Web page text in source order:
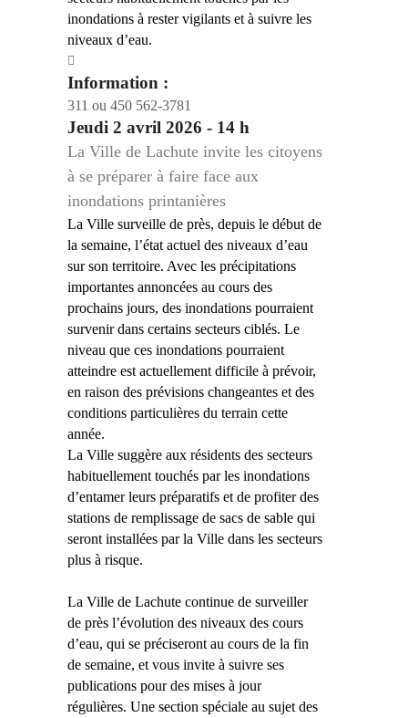
inondations à rester vigilants et à suivre les
niveaux d’eau.
Information :
311 ou 450 562-3781
Jeudi 2 avril 2026 - 14 h
La Ville de Lachute invite les citoyens
à se préparer à faire face aux
inondations printanières
La Ville surveille de près, depuis le début de
la semaine, l’état actuel des niveaux d’eau
sur son territoire. Avec les précipitations
importantes annoncées au cours des
prochains jours, des inondations pourraient
survenir dans certains secteurs ciblés. Le
niveau que ces inondations pourraient
atteindre est actuellement difficile à prévoir,
en raison des prévisions changeantes et des
conditions particulières du terrain cette
année.
La Ville suggère aux résidents des secteurs
habituellement touchés par les inondations
d’entamer leurs préparatifs et de profiter des
stations de remplissage de sacs de sable qui
seront installées par la Ville dans les secteurs
plus à risque.
La Ville de Lachute continue de surveiller
de près l’évolution des niveaux des cours
d’eau, qui se préciseront au cours de la fin
de semaine, et vous invite à suivre ses
publications pour des mises à jour
régulières. Une section spéciale au sujet des